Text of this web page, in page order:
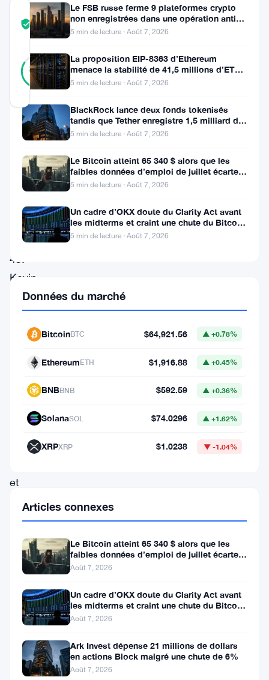
COMMUNITY
TRUST
SCORE
Vérifié
84%
RÉEL
Vérifié
19
votes
Mis à jour 3 mois il y a
voté
contre
45.
Kevin
Warsh
entre
gouverneurs
Réserve
et
change
pas
mal
choses
pour
crypto.
Le FSB russe ferme 9 plateformes crypto
non enregistrées dans une opération anti-
fraude à Moscou
5 min de lecture · Août 7, 2026
La proposition EIP-8363 d’Ethereum
menace la stabilité de 41,5 millions d’ETH
stakés et de la DeFi
5 min de lecture · Août 7, 2026
BlackRock lance deux fonds tokenisés
tandis que Tether enregistre 1,5 milliard de
bénéfices au T2
5 min de lecture · Août 7, 2026
Le Bitcoin atteint 65 340 $ alors que les
faibles données d’emploi de juillet écartent
une hausse des taux en
5 min de lecture · Août 7, 2026
Un cadre d’OKX doute du Clarity Act avant
les midterms et craint une chute du Bitcoin
à 55 000 $
5 min de lecture · Août 7, 2026
Données du marché
BitcoinBTC $64,921.56 ▲ +0.78%
EthereumETH $1,916.88 ▲ +0.45%
BNBBNB $592.59 ▲ +0.36%
SolanaSOL $74.0296 ▲ +1.62%
XRPXRP $1.0238 ▼ -1.04%
Articles connexes
Le Bitcoin atteint 65 340 $ alors que les
faibles données d’emploi de juillet écartent
une hausse des taux en
Août 7, 2026
Un cadre d’OKX doute du Clarity Act avant
les midterms et craint une chute du Bitcoin
à 55 000 $
Août 7, 2026
Ark Invest dépense 21 millions de dollars
en actions Block malgré une chute de 6%
Août 7, 2026